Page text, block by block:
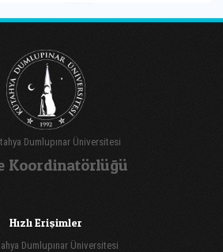
Dumlupınar Üniversitesi
Koordinatörlüğü
Hızlı Erişimler
Dumlupınar Üniversitesi